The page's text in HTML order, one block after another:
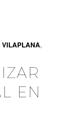
VILAPLANA,
EN